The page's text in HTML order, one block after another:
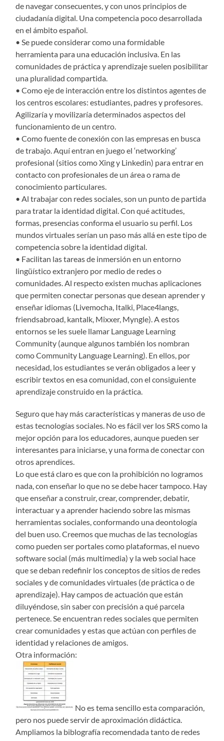
de navegar consecuentes, y con unos principios de
ciudadanía digital. Una competencia poco desarrollada
en el ámbito español.
• Se puede considerar como una formidable
herramienta para una educación inclusiva. En las
comunidades de práctica y aprendizaje suelen posibilitar
una pluralidad compartida.
• Como eje de interacción entre los distintos agentes de
los centros escolares: estudiantes, padres y profesores.
Agilizaría y movilizaría determinados aspectos del
funcionamiento de un centro.
• Como fuente de conexión con las empresas en busca
de trabajo. Aquí entran en juego el ‘networking’
profesional (sitios como Xing y Linkedin) para entrar en
contacto con profesionales de un área o rama de
conocimiento particulares.
• Al trabajar con redes sociales, son un punto de partida
para tratar la identidad digital. Con qué actitudes,
formas, presencias conforma el usuario su perfil. Los
mundos virtuales serían un paso más allá en este tipo de
competencia sobre la identidad digital.
• Facilitan las tareas de inmersión en un entorno
lingüístico extranjero por medio de redes o
comunidades. Al respecto existen muchas aplicaciones
que permiten conectar personas que desean aprender y
enseñar idiomas (Livemocha, Italki, Place4langs,
friendsabroad, kantalk, Mixxer, Myngle). A estos
entornos se les suele llamar Language Learning
Community (aunque algunos también los nombran
como Community Language Learning). En ellos, por
necesidad, los estudiantes se verán obligados a leer y
escribir textos en esa comunidad, con el consiguiente
aprendizaje construido en la práctica.
Seguro que hay más características y maneras de uso de
estas tecnologías sociales. No es fácil ver los SRS como la
mejor opción para los educadores, aunque pueden ser
interesantes para iniciarse, y una forma de conectar con
otros aprendices.
Lo que está claro es que con la prohibición no logramos
nada, con enseñar lo que no se debe hacer tampoco. Hay
que enseñar a construir, crear, comprender, debatir,
interactuar y a aprender haciendo sobre las mismas
herramientas sociales, conformando una deontología
del buen uso. Creemos que muchas de las tecnologías
como pueden ser portales como plataformas, el nuevo
software social (más multimedia) y la web social hace
que se deban redefinir los conceptos de sitios de redes
sociales y de comunidades virtuales (de práctica o de
aprendizaje). Hay campos de actuación que están
diluyéndose, sin saber con precisión a qué parcela
pertenece. Se encuentran redes sociales que permiten
crear comunidades y estas que actúan con perfiles de
identidad y relaciones de amigos.
Otra información:
No es tema sencillo esta comparación,
pero nos puede servir de aproximación didáctica.
Ampliamos la biblografía recomendada tanto de redes